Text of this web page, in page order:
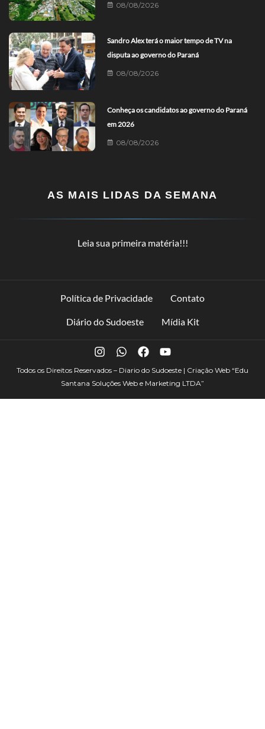
08/08/2026
Sandro Alex terá o maior tempo de TV na
disputa ao governo do Paraná
08/08/2026
Conheça os candidatos ao governo do Paraná
em 2026
08/08/2026
AS MAIS LIDAS DA SEMANA
Leia sua primeira matéria!!!
Política de Privacidade Contato
Diário do Sudoeste Mídia Kit
Todos os Direitos Reservados – Diario do Sudoeste | Criação Web “Edu
Santana Soluções Web e Marketing LTDA”